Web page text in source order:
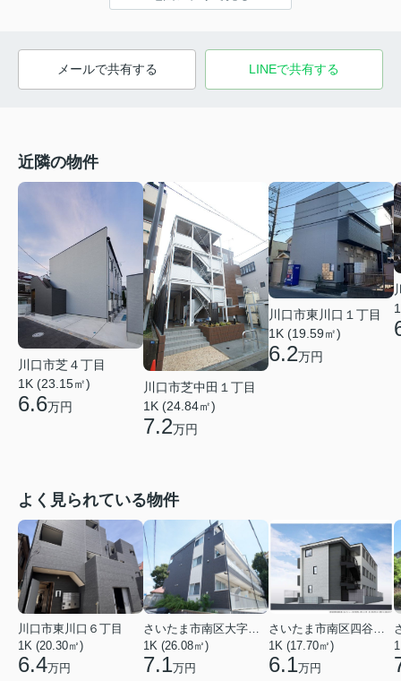
メールで共有する LINEで共有する
近隣の物件
川口市芝４丁目
1K (23.15㎡)
6.6万円
川口市芝中田１丁目
1K (24.84㎡)
7.2万円
川口市東川口１丁目
1K (19.59㎡)
6.2万円
よく見られている物件
川口市東川口６丁目
1K (20.30㎡)
6.4万円
1K (26.08㎡)
7.1万円
1K (17.70㎡)
6.1万円